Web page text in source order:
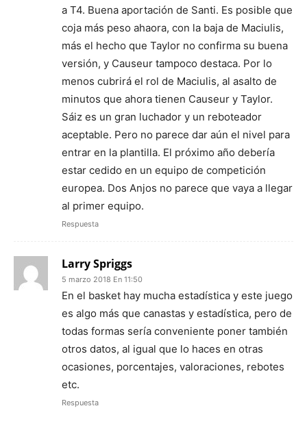
a T4. Buena aportación de Santi. Es posible que
coja más peso ahaora, con la baja de Maciulis,
más el hecho que Taylor no confirma su buena
versión, y Causeur tampoco destaca. Por lo
menos cubrirá el rol de Maciulis, al asalto de
minutos que ahora tienen Causeur y Taylor.
Sáiz es un gran luchador y un reboteador
aceptable. Pero no parece dar aún el nivel para
entrar en la plantilla. El próximo año debería
estar cedido en un equipo de competición
europea. Dos Anjos no parece que vaya a llegar
al primer equipo.
Respuesta
Larry Spriggs
5 marzo 2018 En 11:50
En el basket hay mucha estadística y este juego
es algo más que canastas y estadística, pero de
todas formas sería conveniente poner también
otros datos, al igual que lo haces en otras
ocasiones, porcentajes, valoraciones, rebotes
etc.
Respuesta